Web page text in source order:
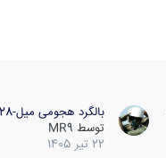
بالگرد هجومی میل-28 هاوک (…
توسط MR9
22 تیر 1405